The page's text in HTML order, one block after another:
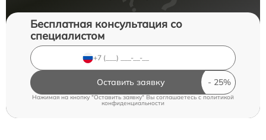
Бесплатная консультация со
специалистом
Оставить заявку
Нажимая на кнопку "Оставить заявку" Вы соглашаетесь cполитикой
конфиденциальности